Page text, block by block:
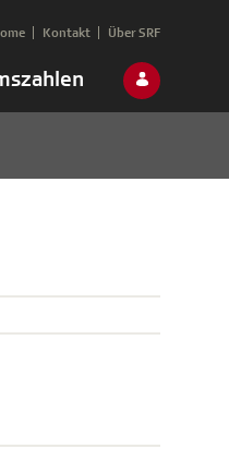
Kontakt Über SRF